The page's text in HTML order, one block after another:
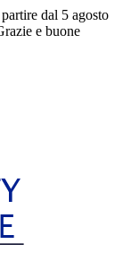
dal 5 agosto
e buone